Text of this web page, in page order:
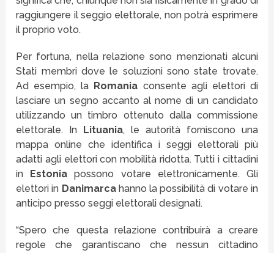
raggiungere il seggio elettorale, non potrà esprimere
il proprio voto.
Per fortuna, nella relazione sono menzionati alcuni
Stati membri dove le soluzioni sono state trovate.
Ad esempio, la Romania consente agli elettori di
lasciare un segno accanto al nome di un candidato
utilizzando un timbro ottenuto dalla commissione
elettorale. In
Lituania, le autorità forniscono una
mappa online che identifica i seggi elettorali più
adatti agli elettori con mobilità ridotta. Tutti i cittadini
in
Estonia possono votare elettronicamente. Gli
elettori in Danimarcahanno la possibilità di votare in
anticipo presso seggi elettorali designati.
“Spero che questa relazione contribuirà a creare
regole che garantiscano che nessun cittadino